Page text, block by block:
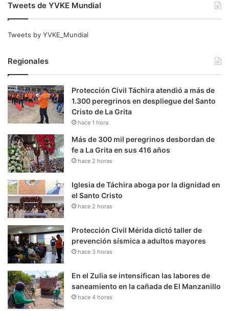
Tweets de YVKE Mundial
Tweets by YVKE_Mundial
Regionales
Protección Civil Táchira atendió a más de
1.300 peregrinos en despliegue del Santo
Cristo de La Grita
hace 1 hora
Más de 300 mil peregrinos desbordan de
fe a La Grita en sus 416 años
hace 2 horas
Iglesia de Táchira aboga por la dignidad en
el Santo Cristo
hace 2 horas
Protección Civil Mérida dictó taller de
prevención sísmica a adultos mayores
hace 3 horas
En el Zulia se intensifican las labores de
saneamiento en la cañada de El Manzanillo
hace 4 horas